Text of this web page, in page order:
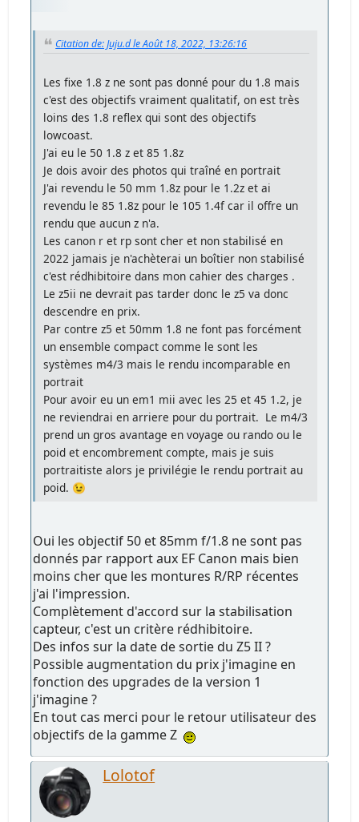
Citation de: Juju.d le Août 18, 2022, 13:26:16
Les fixe 1.8 z ne sont pas donné pour du 1.8 mais
c'est des objectifs vraiment qualitatif, on est très
loins des 1.8 reflex qui sont des objectifs
lowcoast.
J'ai eu le 50 1.8 z et 85 1.8z
Je dois avoir des photos qui traîné en portrait
J'ai revendu le 50 mm 1.8z pour le 1.2z et ai
revendu le 85 1.8z pour le 105 1.4f car il offre un
rendu que aucun z n'a.
Les canon r et rp sont cher et non stabilisé en
2022 jamais je n'achèterai un boîtier non stabilisé
c'est rédhibitoire dans mon cahier des charges .
Le z5ii ne devrait pas tarder donc le z5 va donc
descendre en prix.
Par contre z5 et 50mm 1.8 ne font pas forcément
un ensemble compact comme le sont les
systèmes m4/3 mais le rendu incomparable en
portrait
Pour avoir eu un em1 mii avec les 25 et 45 1.2, je
ne reviendrai en arriere pour du portrait. Le m4/3
prend un gros avantage en voyage ou rando ou le
poid et encombrement compte, mais je suis
portraitiste alors je privilégie le rendu portrait au
poid. 😉
Oui les objectif 50 et 85mm f/1.8 ne sont pas
donnés par rapport aux EF Canon mais bien
moins cher que les montures R/RP récentes
j'ai l'impression.
Complètement d'accord sur la stabilisation
capteur, c'est un critère rédhibitoire.
Des infos sur la date de sortie du Z5 II ?
Possible augmentation du prix j'imagine en
fonction des upgrades de la version 1
j'imagine ?
En tout cas merci pour le retour utilisateur des
objectifs de la gamme Z
Lolotof